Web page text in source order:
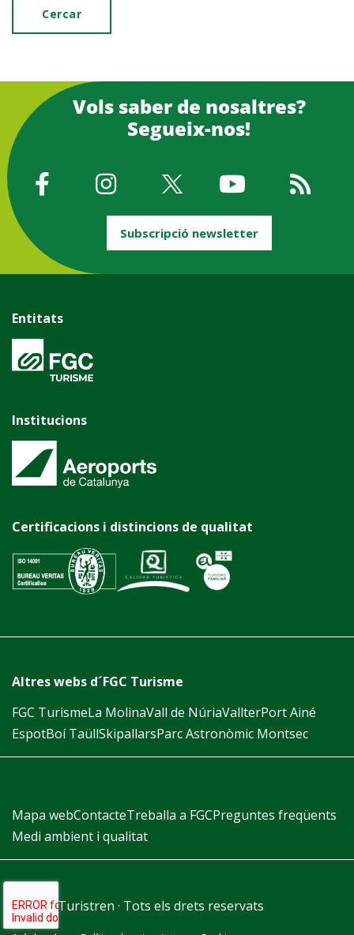
Vols saber de nosaltres?
Segueix-nos!
Subscripció newsletter
Entitats
Institucions
Certificacions i distincions de qualitat
Altres webs d´FGC Turisme
FGC TurismeLa MolinaVall de NúriaVallterPort Ainé
EspotBoí TaüllSkipallarsParc Astronòmic Montsec
Mapa webContacteTreballa a FGCPreguntes freqüents
Medi ambient i qualitat
2026 © Turistren · Tots els drets reservats